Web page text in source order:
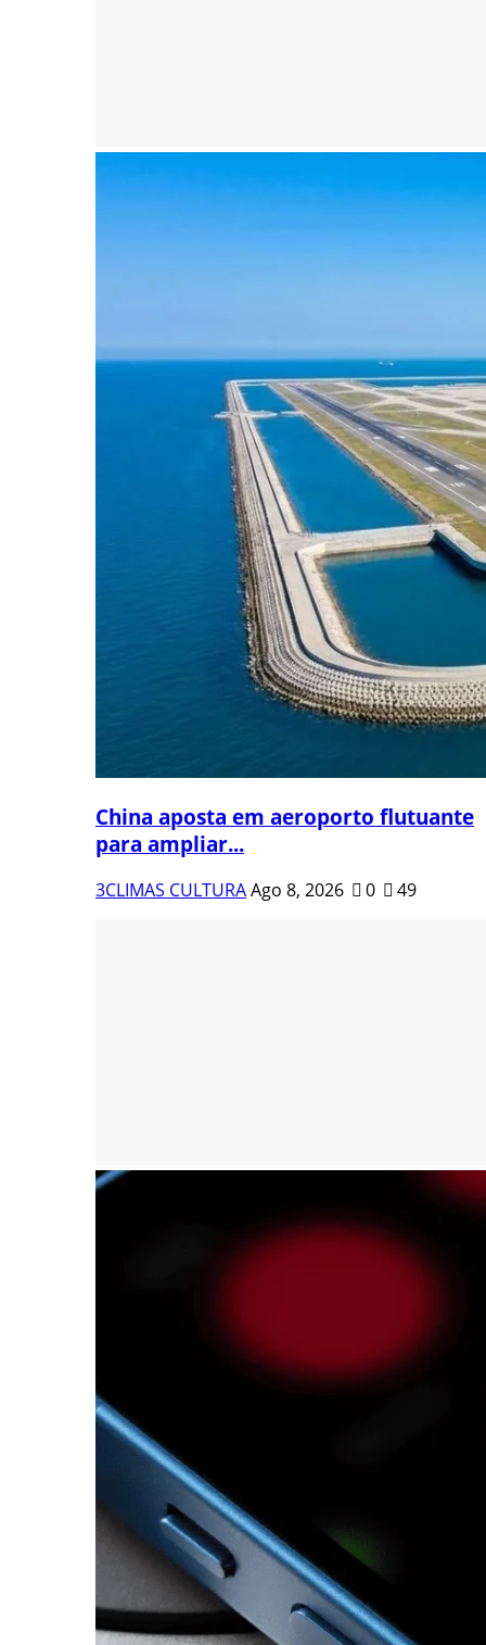
China aposta em aeroporto flutuante
para ampliar...
3CLIMAS CULTURAAgo 8, 2026 0 49